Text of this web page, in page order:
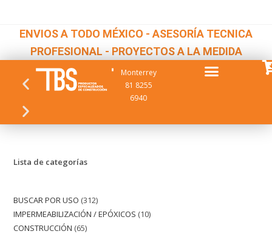
ENVIOS A TODO MÉXICO - ASESORÍA TECNICA
PROFESIONAL - PROYECTOS A LA MEDIDA
Monterrey
81 8255
6940
Lista de categorías
BUSCAR POR USO 312
IMPERMEABILIZACIÓN / EPÓXICOS 10
CONSTRUCCIÓN 65